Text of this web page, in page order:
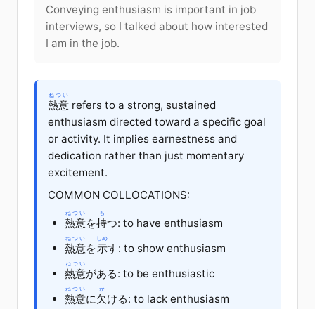
Conveying enthusiasm is important in job
interviews, so I talked about how interested
I am in the job.
熱意
ねつい
refers to a strong, sustained
enthusiasm directed toward a specific goal
or activity. It implies earnestness and
dedication rather than just momentary
excitement.
COMMON COLLOCATIONS:
熱意
ねつい
を持
も
つ: to have enthusiasm
熱意
ねつい
を示
しめ
す: to show enthusiasm
熱意
ねつい
がある: to be enthusiastic
熱意
ねつい
に欠
か
ける: to lack enthusiasm